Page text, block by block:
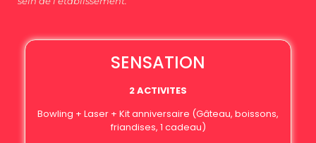
SENSATION
2 ACTIVITES
Bowling + Laser + Kit anniversaire (Gâteau, boissons,
friandises, 1 cadeau)